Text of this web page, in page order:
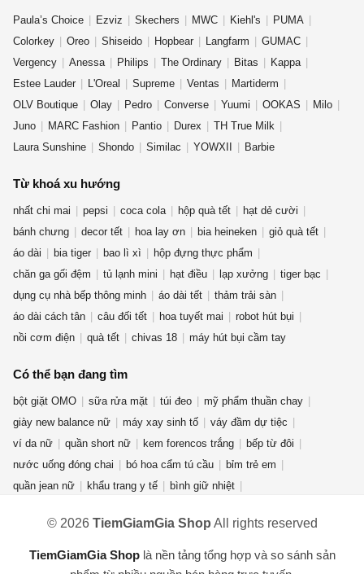
Paula’s Choice Ezviz Skechers MWC Kiehl's
PUMA
Colorkey
Oreo Shiseido Hopbear Langfarm
GUMAC
Vergency
Anessa Philips The Ordinary Bitas
Kappa
Estee Lauder
L'Oreal Supreme Ventas
Martiderm
OLV Boutique
Olay Pedro Converse Yuumi OOKAS
Milo
Juno
MARC Fashion Pantio Durex
TH True Milk
Laura Sunshine
Shondo Similac YOWXII Barbie
Từ khoá xu hướng
nhất chi mai pepsi coca cola hộp quà tết
hạt dẻ cười
bánh chưng
decor tết hoa lay ơn bia heineken
giỏ quà tết
áo dài
bia tiger bao lì xì
hộp đựng thực phẩm
chăn ga gối đệm
tủ lạnh mini hạt điều lạp xưởng
tiger bạc
dụng cụ nhà bếp thông minh
áo dài tết
thảm trải sàn
áo dài cách tân
câu đối tết hoa tuyết mai
robot hút bụi
nồi cơm điện
quà tết chivas 18 máy hút bụi cầm tay
Có thể bạn đang tìm
bột giặt OMO sữa rửa mặt túi đeo
mỹ phẩm thuần chay
giày new balance nữ
máy xay sinh tố
váy đầm dự tiệc
ví da nữ
quần short nữ kem forencos trắng
bếp từ đôi
nước uống đóng chai
bó hoa cẩm tú cầu
bỉm trẻ em
quần jean nữ
khẩu trang y tế
bình giữ nhiệt
dụng cụ nhà bếp
chuồng mèo máy lọc không khí
quạt điều hòa
bàn ghế gấp gọn
máy hàn laser lò vi sóng
fujifilm
máy lọc nước RO
gấu bông hải cẩu áo hoodie unisex
© 2026 TiemGiamGia Shop All rights reserved
TiemGiamGia Shoplà nền tảng tổng hợp và so sánh sản